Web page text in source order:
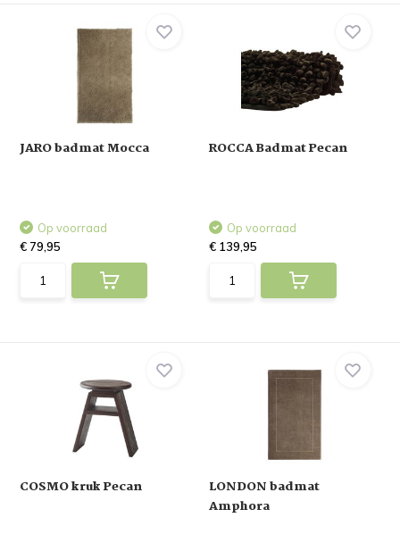
JARO badmat Mocca
Op voorraad
€ 79,95
ROCCA Badmat Pecan
Op voorraad
€ 139,95
COSMO kruk Pecan
LONDON badmat
Amphora